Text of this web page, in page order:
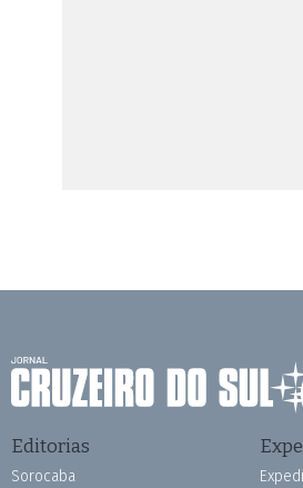
Editorias
Sorocaba